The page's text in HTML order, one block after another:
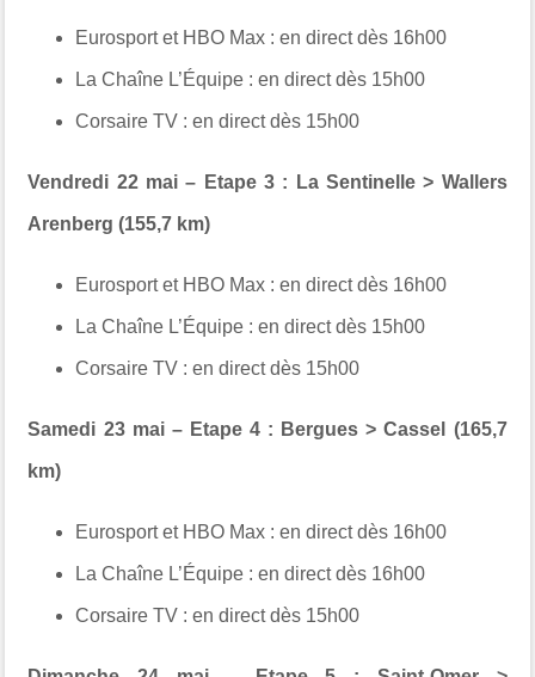
Eurosport et HBO Max : en direct dès 16h00
La Chaîne L’Équipe : en direct dès 15h00
Corsaire TV : en direct dès 15h00
Vendredi 22 mai – Etape 3 : La Sentinelle > Wallers
Arenberg (155,7 km)
Eurosport et HBO Max : en direct dès 16h00
La Chaîne L’Équipe : en direct dès 15h00
Corsaire TV : en direct dès 15h00
Samedi 23 mai – Etape 4 : Bergues > Cassel (165,7
km)
Eurosport et HBO Max : en direct dès 16h00
La Chaîne L’Équipe : en direct dès 16h00
Corsaire TV : en direct dès 15h00